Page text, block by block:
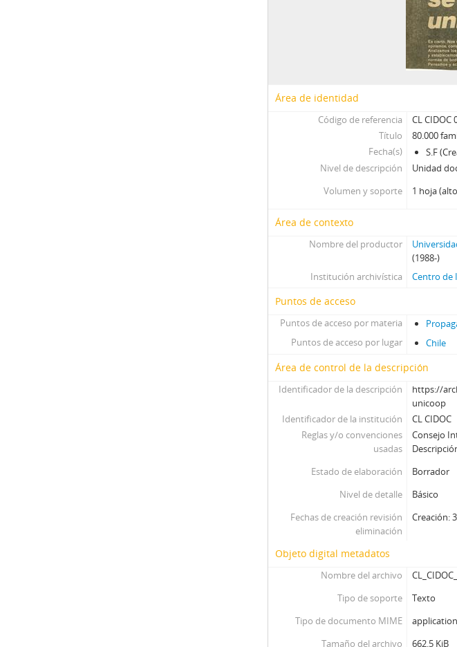
Área de identidad
Código de referencia
CL CIDOC
Título
80.000
Fecha(s)
S.F
Nivel de descripción
Unidad
Volumen y soporte
1 hoja
Área de contexto
Nombre del productor
(1988-)
Institución archivística
Centro de
Puntos de acceso
Puntos de acceso por materia
Puntos de acceso por lugar
Chile
Área de control de la descripción
Identificador de la descripción
https://
unicoop
Identificador de la institución
CL CIDOC
Reglas y/o convenciones
usadas
Consejo
Estado de elaboración
Borrador
Nivel de detalle
Básico
Fechas de creación revisión
eliminación
Creación:
Objeto digital metadatos
Nombre del archivo
Tipo de soporte
Texto
Tipo de documento MIME
Tamaño del archivo
662.5 KiB